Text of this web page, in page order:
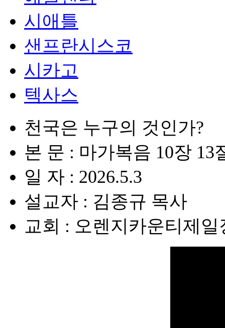
시애틀
샌프란시스코
시카고
텍사스
천국은 누구의 것인가?
본 문 : 마가복음 10장 13
일 자 : 2026.5.3
설교자 : 김종규 목사
교회 : 오렌지카운티제